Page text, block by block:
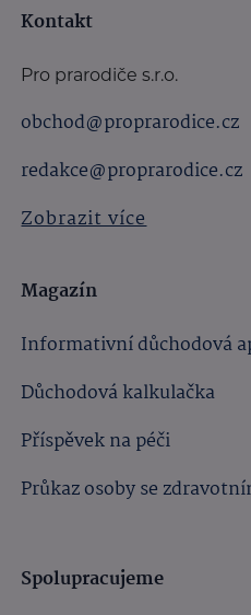
Kontakt
Pro prarodiče s.r.o.
obchod@proprarodice.cz
redakce@proprarodice.cz
Zobrazit více
Magazín
Informativní důchodová
Důchodová kalkulačka
Příspěvek na péči
Průkaz osoby se
Spolupracujeme